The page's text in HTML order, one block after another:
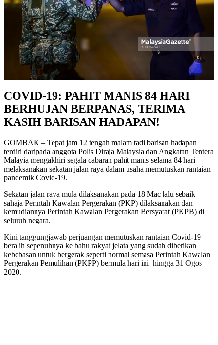
COVID-19: PAHIT MANIS 84 HARI
BERHUJAN BERPANAS, TERIMA
KASIH BARISAN HADAPAN!
GOMBAK – Tepat jam 12 tengah malam tadi barisan hadapan
terdiri daripada anggota Polis Diraja Malaysia dan Angkatan Tentera
Malayia mengakhiri segala cabaran pahit manis selama 84 hari
melaksanakan sekatan jalan raya dalam usaha memutuskan rantaian
pandemik Covid-19.
Sekatan jalan raya mula dilaksanakan pada 18 Mac lalu sebaik
sahaja Perintah Kawalan Pergerakan (PKP) dilaksanakan dan
kemudiannya Perintah Kawalan Pergerakan Bersyarat (PKPB) di
seluruh negara.
Kini tanggungjawab perjuangan memutuskan rantaian Covid-19
beralih sepenuhnya ke bahu rakyat jelata yang sudah diberikan
kebebasan untuk bergerak seperti normal semasa Perintah Kawalan
Pergerakan Pemulihan (PKPP) bermula hari ini hingga 31 Ogos
2020.